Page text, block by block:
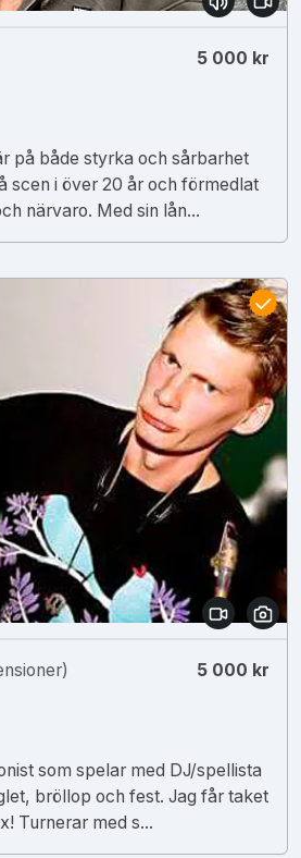
5 000 kr
på både styrka och sårbarhet
scen i över 20 år och förmedlat
närvaro. Med sin lån...
5 000 kr
som spelar med DJ/spellista
bröllop och fest. Jag får taket
Turnerar med s...